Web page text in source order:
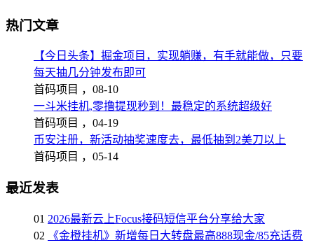
热门文章
【今日头条】掘金项目，实现躺赚，有手就能做，只要
每天抽几分钟发布即可
首码项目 ， 08-10
一斗米挂机,零撸提现秒到！最稳定的系统超级好
首码项目 ， 04-19
币安注册，新活动抽奖速度去，最低抽到2美刀以上
首码项目 ， 05-14
最近发表
01 2026最新云上Focus接码短信平台分享给大家
02
《金橙挂机》新增每日大转盘最高888现金/85充话费